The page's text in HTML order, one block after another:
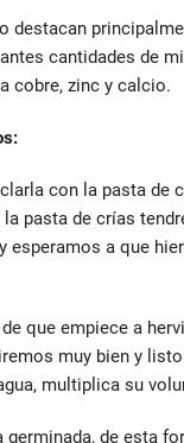
destacan
cantidades de
cobre, zinc y calcio.
con la pasta
pasta de crías
esperamos a que
que empiece a
muy bien y
multiplica su
de esta